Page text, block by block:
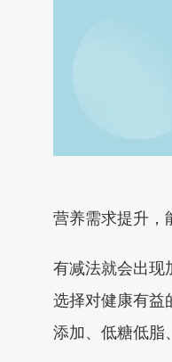
营养需求提升，
有减法就会出现
选择对健康有益
添加、低糖低脂